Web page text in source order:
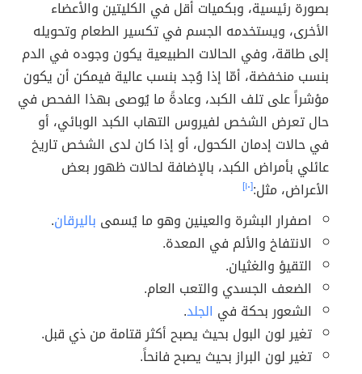
بصورة رئيسية، وبكميات أقل في الكليتين والأعضاء
الأخرى، ويستخدمه الجسم في تكسير الطعام وتحويله
إلى طاقة، وفي الحالات الطبيعية يكون وجوده في الدم
بنسب منخفضة، أمّا إذا وُجد بنسب عالية فيمكن أن يكون
مؤشراً على تلف الكبد، وعادةً ما يُوصى بهذا الفحص في
حال تعرض الشخص لفيروس التهاب الكبد الوبائي، أو
في حالات إدمان الكحول، أو إذا كان لدى الشخص تاريخ
عائلي بأمراض الكبد، بالإضافة لحالات ظهور بعض
الأعراض، مثل:[١٠]
اصفرار البشرة والعينين وهو ما يُسمى باليرقان.
الانتفاخ والألم في المعدة.
التقيؤ والغثيان.
الضعف الجسدي والتعب العام.
الشعور بحكة في الجلد.
تغير لون البول بحيث يصبح أكثر قتامة من ذي قبل.
تغير لون البراز بحيث يصبح فانحاً.